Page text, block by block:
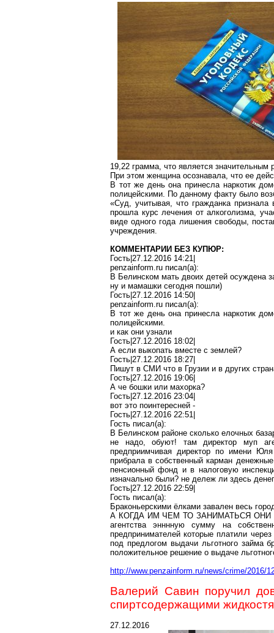
19,22 грамма, что является значительным
При этом женщина осознавала, что ее
В тот же день она принесла наркотик
полицейскими. По данному факту было
«Суд, учитывая, что гражданка
прошла курс лечения от алкоголизма,
виде одного года лишения свободы,
учреждения.
КОММЕНТАРИИ БЕЗ КУПЮР:
Гость|27.12.2016 14:21|
penzainform.ru писал(a):
В Белинском мать двоих детей осуждена
ну и мамашки сегодня пошли)
Гость|27.12.2016 14:50|
penzainform.ru писал(a):
В тот же день она принесла наркотик
полицейскими.
и как они узнали
Гость|27.12.2016 18:02|
А если выкопать вместе с землей?
Гость|27.12.2016 18:27|
Пишут в СМИ что в Грузии и в других
Гость|27.12.2016 19:06|
А че бошки или махорка?
Гость|27.12.2016 23:04|
вот это поинтересней -
Гость|27.12.2016 22:51|
Гость писал(a):
В Белинском районе сколько елочных
не надо, обуют! там директормуп
предприимчивая директор по имени
прибрала в собственный карман
пенсионный фонд и в налоговую
изначально были? не дележ ли здесь
Гость|27.12.2016 22:59|
Гость писал(a):
Браконьерскими ёлками завален весь
А КОГДА ИМ ЧЕМ ТО ЗАНИМАТЬСЯ
агентстваэнннную сумму на
предпринимателей которые платили
под предлогом выдачи льготного займа
положительное решение о выдаче
http://www.penzainform.ru/news/crime/2016/
Валерий Савин поручил
спиртсодержащими
27.12.2016